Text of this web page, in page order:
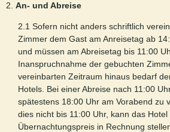
2. An- und Abreise
2.1 Sofern nicht anders schriftlich
Zimmer dem Gast am Anreisetag ab
und müssen am Abreisetag bis 11:00
Inanspruchnahme der gebuchten
vereinbarten Zeitraum hinaus bedarf
Hotels. Bei einer Abreise nach 11:00
spätestens 18:00 Uhr am Vorabend zu
dies nicht bis 11:00 Uhr, kann das
Übernachtungspreis in Rechnung